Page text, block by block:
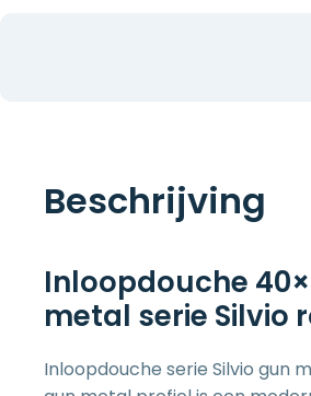
Beschrijving
Inloopdouche
metal serie Silvio
Inloopdouche serie Silvio gun